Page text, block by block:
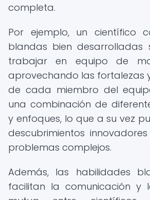
completa.
Por ejemplo, un científico
blandas bien desarrolladas
trabajar en equipo de
aprovechando las fortalezas
de cada miembro del
una combinación de
y enfoques, lo que a su vez
descubrimientos
problemas complejos.
Además, las habilidades
facilitan la comunicación y